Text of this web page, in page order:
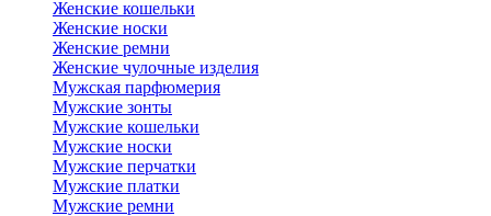
Женские кошельки
Женские носки
Женские ремни
Женские чулочные изделия
Мужская парфюмерия
Мужские зонты
Мужские кошельки
Мужские носки
Мужские перчатки
Мужские платки
Мужские ремни